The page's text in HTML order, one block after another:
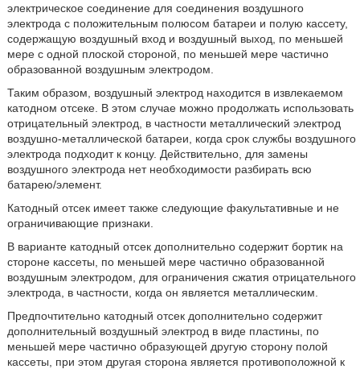
электрическое соединение для соединения воздушного
электрода с положительным полюсом батареи и полую кассету,
содержащую воздушный вход и воздушный выход, по меньшей
мере с одной плоской стороной, по меньшей мере частично
образованной воздушным электродом.
Таким образом, воздушный электрод находится в извлекаемом
катодном отсеке. В этом случае можно продолжать использовать
отрицательный электрод, в частности металлический электрод
воздушно-металлической батареи, когда срок службы воздушного
электрода подходит к концу. Действительно, для замены
воздушного электрода нет необходимости разбирать всю
батарею/элемент.
Катодный отсек имеет также следующие факультативные и не
ограничивающие признаки.
В варианте катодный отсек дополнительно содержит бортик на
стороне кассеты, по меньшей мере частично образованной
воздушным электродом, для ограничения сжатия отрицательного
электрода, в частности, когда он является металлическим.
Предпочтительно катодный отсек дополнительно содержит
дополнительный воздушный электрод в виде пластины, по
меньшей мере частично образующей другую сторону полой
кассеты, при этом другая сторона является противоположной к